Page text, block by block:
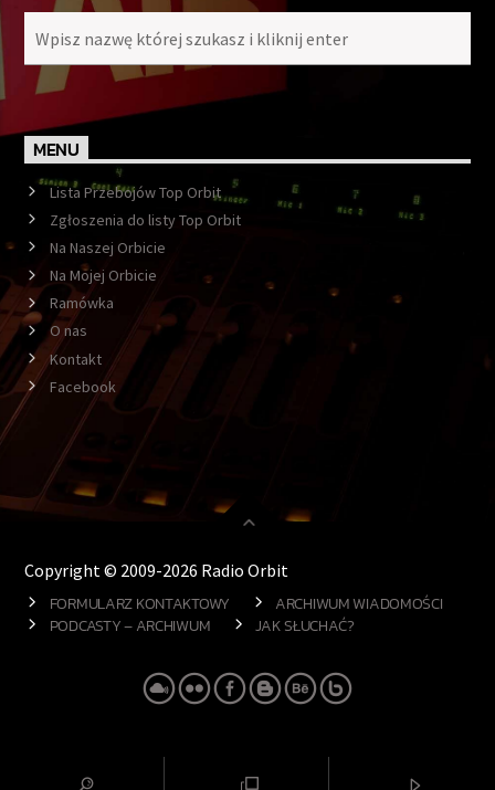
MENU
Lista Przebojów Top Orbit
Zgłoszenia do listy Top Orbit
Na Naszej Orbicie
Na Mojej Orbicie
Ramówka
O nas
Kontakt
Facebook
Copyright © 2009-2026 Radio Orbit
FORMULARZ KONTAKTOWY
ARCHIWUM WIADOMOŚCI
PODCASTY – ARCHIWUM
JAK SŁUCHAĆ?